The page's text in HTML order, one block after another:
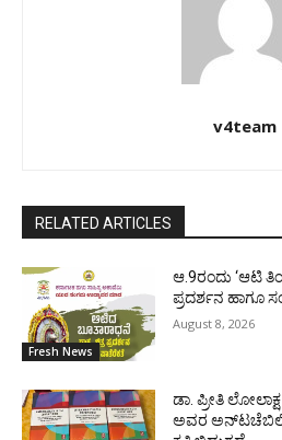
v4team
RELATED ARTICLES
Fresh News
ಆ.9ರಂದು ‘ಆಟಿ
ಪ್ರದರ್ಶನ ಹಾಗೂ
August 8, 2026
ಡಾ. ಪ್ರೀತಿ
ಅವರ